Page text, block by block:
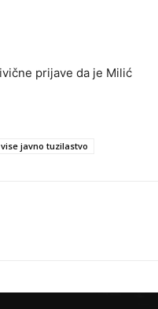
prijave da je Milić
vise javno tuzilastvo